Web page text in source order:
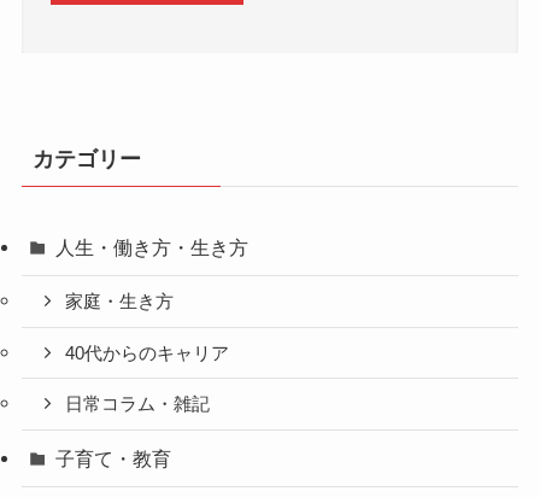
カテゴリー
人生・働き方・生き方
家庭・生き方
40代からのキャリア
日常コラム・雑記
子育て・教育